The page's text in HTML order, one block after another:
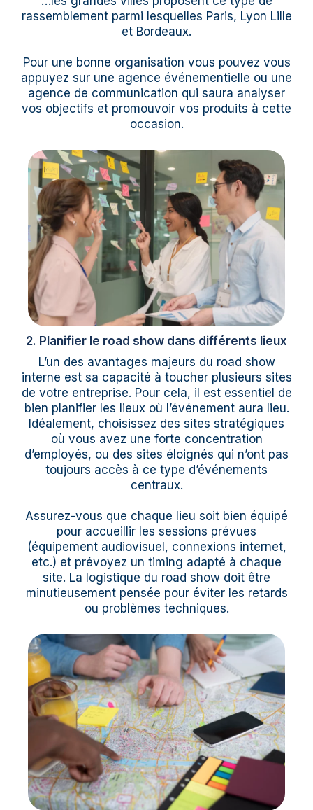
rassemblement parmi lesquelles Paris, Lyon Lille
et Bordeaux.
Pour une bonne organisation vous pouvez vous
appuyez sur une agence événementielle ou une
agence de communication qui saura analyser
vos objectifs et promouvoir vos produits à cette
occasion.
2. Planifier le road show dans différents lieux
L’un des avantages majeurs du road show
interne est sa capacité à toucher plusieurs sites
de votre entreprise. Pour cela, il est essentiel de
bien planifier les lieux où l’événement aura lieu.
Idéalement, choisissez des sites stratégiques
où vous avez une forte concentration
d’employés, ou des sites éloignés qui n’ont pas
toujours accès à ce type d’événements
centraux.
Assurez-vous que chaque lieu soit bien équipé
pour accueillir les sessions prévues
(équipement audiovisuel, connexions internet,
etc.) et prévoyez un timing adapté à chaque
site. La logistique du road show doit être
minutieusement pensée pour éviter les retards
ou problèmes techniques.